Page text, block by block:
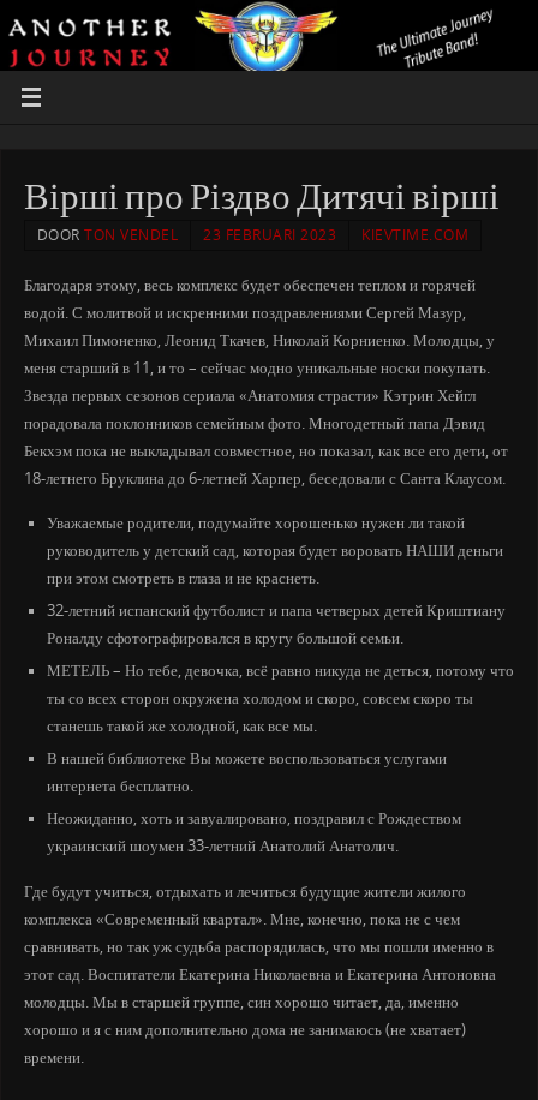
Вірші про Різдво Дитячі вірші
DOORTON VENDEL 23 FEBRUARI 2023 KIEVTIME.COM
Благодаря этому, весь комплекс будет обеспечен теплом и горячей
водой. С молитвой и искренними поздравлениями Сергей Мазур,
Михаил Пимоненко, Леонид Ткачев, Николай Корниенко. Молодцы, у
меня старший в 11, и то – сейчас модно уникальные носки покупать.
Звезда первых сезонов сериала «Анатомия страсти» Кэтрин Хейгл
порадовала поклонников семейным фото. Многодетный папа Дэвид
Бекхэм пока не выкладывал совместное, но показал, как все его дети, от
18-летнего Бруклина до 6-летней Харпер, беседовали с Санта Клаусом.
Уважаемые родители, подумайте хорошенько нужен ли такой
руководитель у детский сад, которая будет воровать НАШИ деньги
при этом смотреть в глаза и не краснеть.
32-летний испанский футболист и папа четверых детей Криштиану
Роналду сфотографировался в кругу большой семьи.
МЕТЕЛЬ – Но тебе, девочка, всё равно никуда не деться, потому что
ты со всех сторон окружена холодом и скоро, совсем скоро ты
станешь такой же холодной, как все мы.
В нашей библиотеке Вы можете воспользоваться услугами
интернета бесплатно.
Неожиданно, хоть и завуалировано, поздравил с Рождеством
украинский шоумен 33-летний Анатолий Анатолич.
Где будут учиться, отдыхать и лечиться будущие жители жилого
комплекса «Современный квартал». Мне, конечно, пока не с чем
сравнивать, но так уж судьба распорядилась, что мы пошли именно в
этот сад. Воспитатели Екатерина Николаевна и Екатерина Антоновна
молодцы. Мы в старшей группе, син хорошо читает, да, именно
хорошо и я с ним дополнительно дома не занимаюсь (не хватает)
времени.